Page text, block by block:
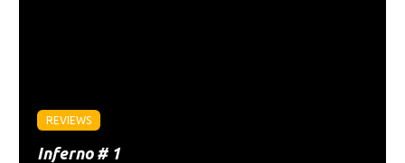
REVIEWS
Inferno # 1